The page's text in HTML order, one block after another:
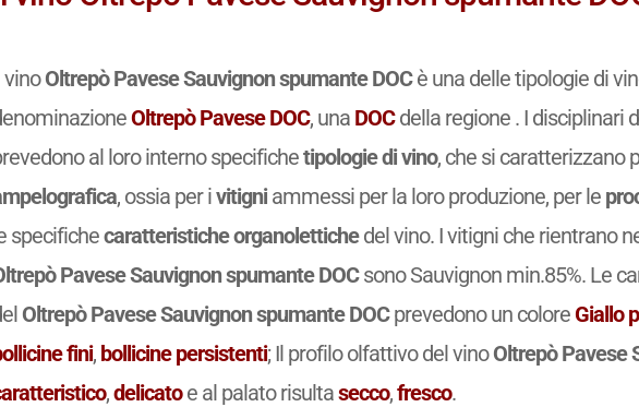
vinoOltrepò Pavese Sauvignon spumante DOCè una delle tipologie di
Oltrepò Pavese DOC, una DOCdella regione . I disciplinari
al loro interno specifichetipologie di vino, che si caratterizzano
, ossia per ivitigniammessi per la loro produzione, per le
specifichecaratteristiche organolettichedel vino. I vitigni che rientrano
Pavese Sauvignon spumante DOCsono Sauvignon min.85%. Le
Oltrepò Pavese Sauvignon spumante DOCprevedono un colore Giallo
fini, bollicine persistenti; Il profilo olfattivo del vinoOltrepò Pavese
,delicatoe al palato risultasecco,fresco.